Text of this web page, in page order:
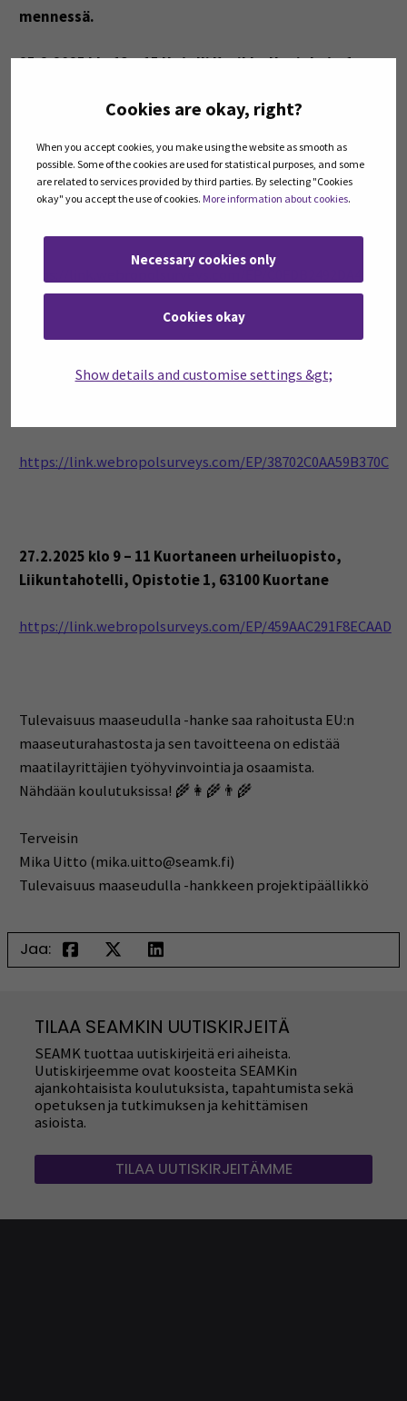
Cookies are okay, right?
When you accept cookies, you make using the website as smooth as
possible. Some of the cookies are used for statistical purposes, and some
are related to services provided by third parties. By selecting "Cookies
okay" you accept the use of cookies. More information about cookies.
Necessary cookies only
Cookies okay
Show details and customise settings &gt;
mennessä.
25.2.2025 klo 13 – 15 Hotelli Kurikka Hovinkatu 1,
26.2.2025 klo 13 – 15 Seinäjoen
https://link.webropolsurveys.com/EP/38702C0AA59B370C
27.2.2025 klo 9 – 11 Kuortaneen urheiluopisto,
Liikuntahotelli, Opistotie 1, 63100 Kuortane
https://link.webropolsurveys.com/EP/459AAC291F8ECAAD
Tulevaisuus maaseudulla -hanke saa rahoitusta EU:n
maaseuturahastosta ja sen tavoitteena on edistää
maatilayrittäjien työhyvinvointia ja osaamista.
Nähdään koulutuksissa! 🌾👩‍🌾👨‍🌾
Terveisin
Mika Uitto (mika.uitto@seamk.fi)
Tulevaisuus maaseudulla -hankkeen projektipäällikkö
Jaa:
TILAA SEAMKIN UUTISKIRJEITÄ
SEAMK tuottaa uutiskirjeitä eri aiheista.
Uutiskirjeemme ovat koosteita SEAMKin
ajankohtaisista koulutuksista, tapahtumista sekä
opetuksen ja tutkimuksen ja kehittämisen
asioista.
TILAA UUTISKIRJEITÄMME